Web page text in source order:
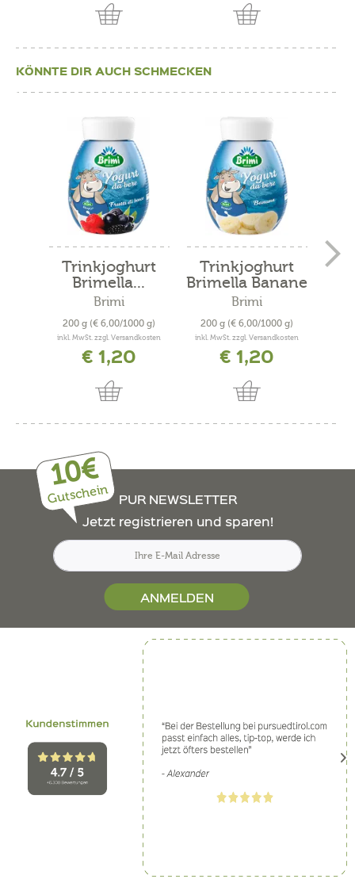
KÖNNTE DIR AUCH SCHMECKEN
Trinkjoghurt
Brimella...
Brimi
200 g (€ 6,00/1000 g)
inkl. MwSt. zzgl. Versandkosten
€ 1,20
Trinkjoghurt
Brimella Banane
Brimi
200 g (€ 6,00/1000 g)
inkl. MwSt. zzgl. Versandkosten
€ 1,20
10€
Gutschein
PUR NEWSLETTER
Jetzt registrieren und sparen!
ANMELDEN